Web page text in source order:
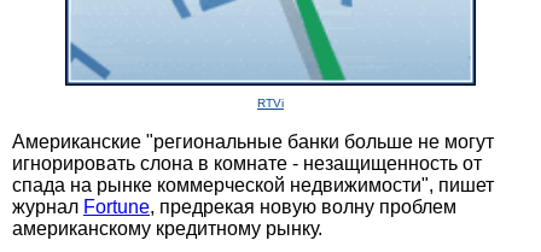
RTVi
Американские "региональные банки больше не могут
игнорировать слона в комнате - незащищенность от
спада на рынке коммерческой недвижимости", пишет
журнал Fortune, предрекая новую волну проблем
американскому кредитному рынку.